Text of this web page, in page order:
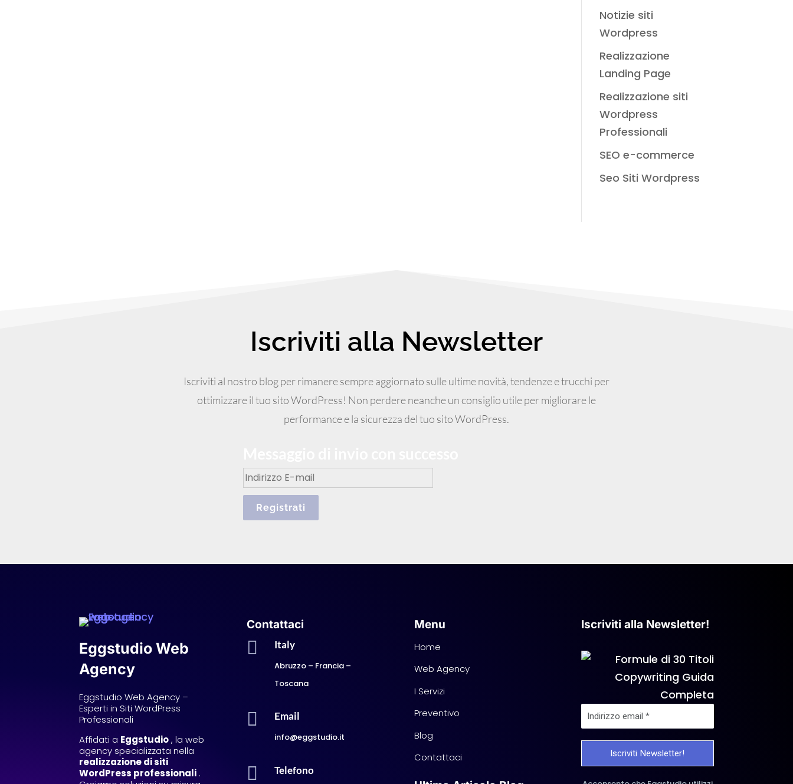
Notizie siti
Wordpress
Realizzazione
Landing Page
Realizzazione siti
Wordpress
Professionali
SEO e-commerce
Seo Siti Wordpress
Iscriviti alla Newsletter
Iscriviti al nostro blog per rimanere sempre aggiornato sulle ultime novità, tendenze e trucchi per
ottimizzare il tuo sito WordPress! Non perdere neanche un consiglio utile per migliorare le
performance e la sicurezza del tuo sito WordPress.
Registrati
Eggstudio Web
Agency
Eggstudio Web Agency –
Esperti in Siti WordPress
Professionali
Affidati a Eggstudio, la web
agency specializzata nella
realizzazione di siti
WordPress professionali .
Contattaci
 Italy
Abruzzo – Francia –
Toscana
 Email
info@eggstudio.it
 Telefono
Menu
Home
Web Agency
I Servizi
Preventivo
Blog
Contattaci
Iscriviti alla Newsletter!